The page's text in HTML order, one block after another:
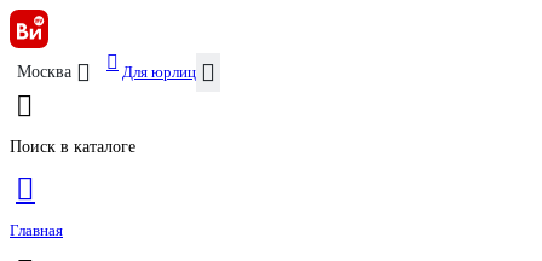
Москва Для юрлиц
Поиск в каталоге
Главная